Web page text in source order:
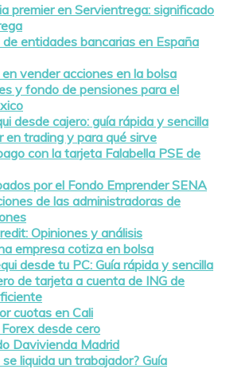
premier en Servientrega: significado
entidades bancarias en España
vender acciones en la bolsa
y fondo de pensiones para el
desde cajero: guía rápida y sencilla
en trading y para qué sirve
con la tarjeta Falabella PSE de
por el Fondo Emprender SENA
de las administradoras de
Opiniones y análisis
empresa cotiza en bolsa
desde tu PC: Guía rápida y sencilla
de tarjeta a cuenta de ING de
cuotas en Cali
desde cero
Davivienda Madrid
liquida un trabajador? Guía